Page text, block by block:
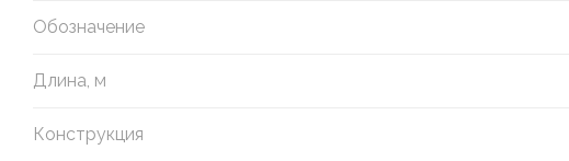
Обозначение
Длина, м
Конструкция